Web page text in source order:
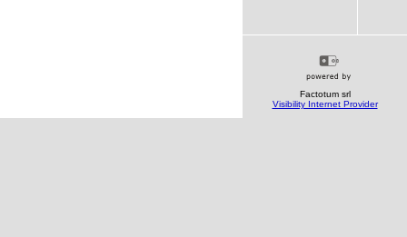
Factotum srl
Visibility Internet Provider